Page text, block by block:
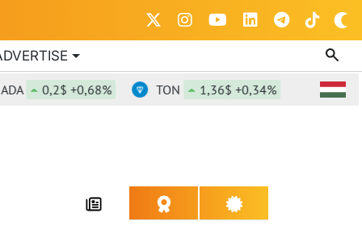
0,2$ +0,68% TON 1,36$ +0,34%